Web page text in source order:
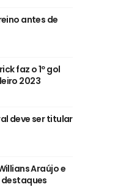
antes de
faz o 1º gol
2023
deve ser titular
Araújo e